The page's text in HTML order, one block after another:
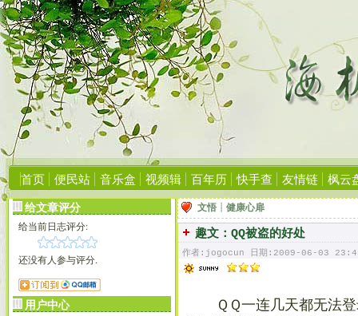
首页 便民站 音乐盒 视频辑 百年历 快手查 友情链 枫云
文悟┊健康心扉
趣文：QQ被盗的好处
作者:jogocun 日期:2009-06-03
ＱＱ一连几天都无法登
给文章评分
给当前日志评分:
还没有人参与评分.
用户中心